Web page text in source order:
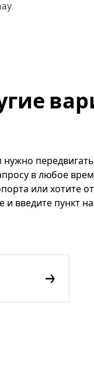
нужно
в любое
или хотите
введите пункт